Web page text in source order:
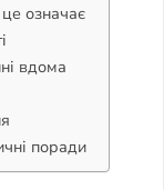
означає
вдома
поради